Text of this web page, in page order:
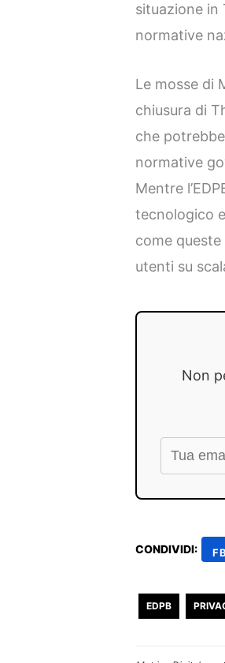
situazione in
normative
Le mosse di
chiusura di
che
normative
Mentre
tecnologico
come
utenti su
Non
CONDIVIDI: FB
EDPB